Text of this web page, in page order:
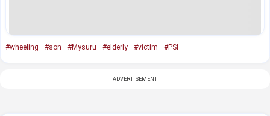
#wheeling #son #Mysuru #elderly #victim #PSI
ADVERTISEMENT